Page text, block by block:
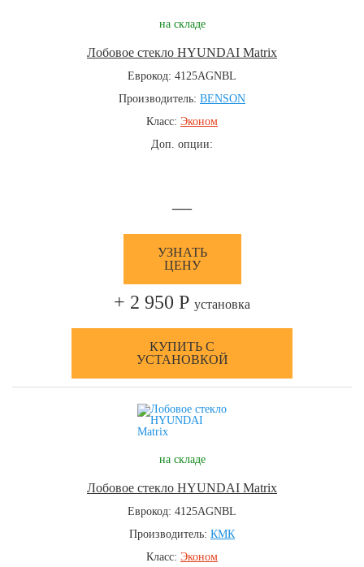
на складе
Лобовое стекло HYUNDAI Matrix
Еврокод: 4125AGNBL
Производитель: BENSON
Класс: Эконом
Доп. опции:
—
УЗНАТЬ
ЦЕНУ
+ 2 950 Р установка
КУПИТЬ С
УСТАНОВКОЙ
на складе
Лобовое стекло HYUNDAI Matrix
Еврокод: 4125AGNBL
Производитель: КМК
Класс: Эконом